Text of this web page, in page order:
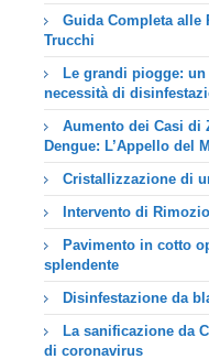
Guida Completa
Trucchi
Le grandi piogge:
necessità di
Aumento dei Casi di
Dengue: L’Appello del
Cristallizzazione di
Intervento di
Pavimento in cotto
splendente
Disinfestazione da
La sanificazione da
di coronavirus